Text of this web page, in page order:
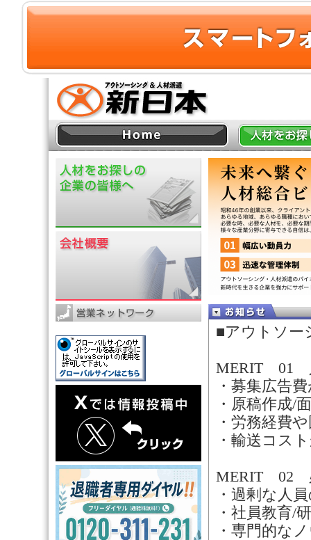
■アウトソー
MERIT 01
・募集広告
・原稿作成/
・労務経費
・輸送コス
MERIT 02
・過剰な人
・社員教育/
・専門的な